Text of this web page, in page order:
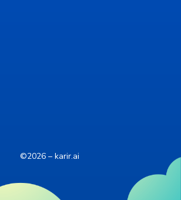
©2026 – karir.ai